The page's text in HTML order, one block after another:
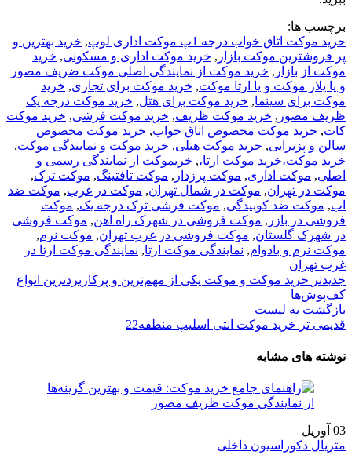
برچسب ها:
حرید موکت اتاق خواب درجه 1پ موکت اداری لوپ
, خرید بهترین و
پر فروشترین موکت بازار , خرید موکت اداری و مسکونی, خرید
موکت از بازار , خرید موکت از نمایندگی اصلی موکت ضریف مصور
و یا پلاز موکت و یا ارتا موکت, خرید موکت برای تجاری, خرید
موکت برای سینما, خرید موکت برای هتل, خرید موکت درجه یک
ظریف مصور , خرید موکت ظریف, خرید موکت فرشی, خرید موکت
کات, خرید موکت مخصوص اتاق خواب, خرید موکت مخصوص
سالن و پزیرایی, خرید موکت هتلی, خرید موکت و نمایندگی موکت,
خرید موکت،خرید موکت ارتا،, خریموکت از نمایندگی رسمی و
اصلی, موکت اداری, موکت پرزدار , موکت تافتینگ, موکت ترک,
موکت در تهران, موکت در شمال تهران, موکت در غرب, موکت ضد
اب, موکت ضد کوبیدگی, موکت فرشی ترک درجه یک, موکت
فروشی در بازر , موکت فروشی در شهرک راه اهن, موکت فروشی
در شهرک گلستان, موکت فروشی در غرب تهران, موکت نرم,
موکت نرم و بادوام, نمایندگی موکت ارتا, نمایندگی موکت ارتا در
غرب تهران
جدیدتر خرید موکت و موکت یکی از مهم‌ترین و پرکاربردترین انواع
کف‌پوش‌ها
بازگشت به لیست
قدیمی تر خرید موکت انتی اسلیپ منطقه22
نوشته های مشابه
03 آوریل
متریال دکوراسیون داخلی